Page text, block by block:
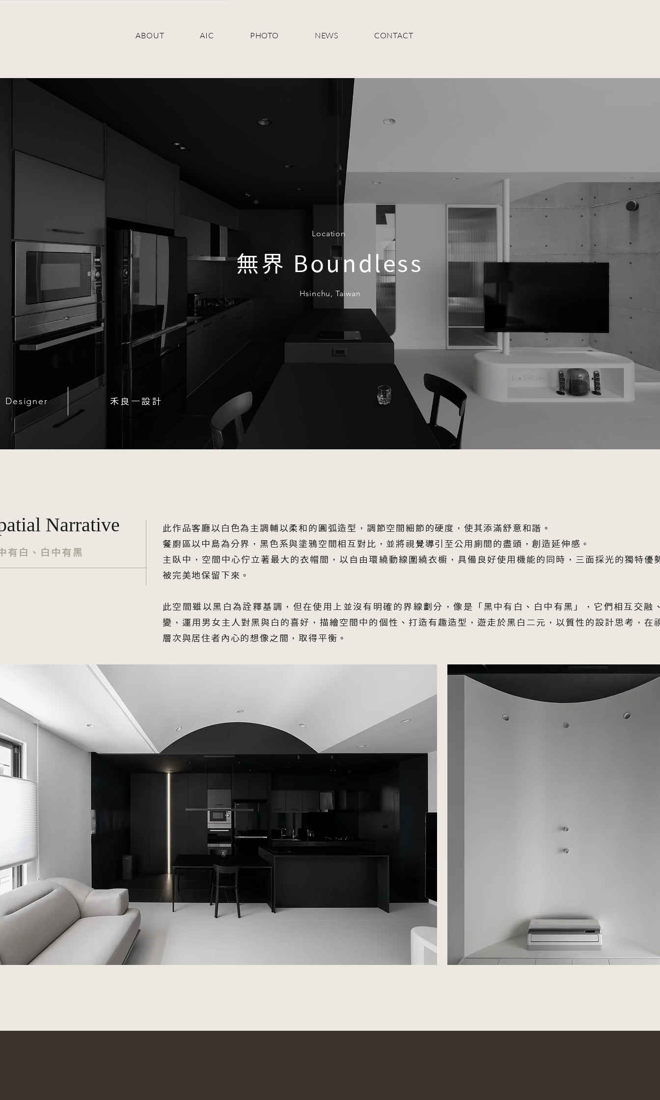
ABOUT AIC PHOTO NEWS CONTACT
Location
無界 Boundless
Hsinchu, Taiwan
Designer 禾良一設計
Narrative
有白、白中有黑
此作品客廳以白色為主調輔以柔和的圓弧造型，調節空間細節的硬度，使其添滿舒意和諧。
餐廚區以中島為分界，黑色系與塗鴉空間相互對比，並將視覺導引至公用廁間的盡頭，創造延伸感。
主臥中，空間中心佇立著最大的衣帽間，以自由環繞動線圍繞衣櫥，具備良好使用機能的同時，三面採光的獨特優
被完美地保留下來。
此空間雖以黑白為詮釋基調，但在使用上並沒有明確的界線劃分，像是「黑中有白、白中有黑」，它們相互交融
變，運用男女主人對黑與白的喜好，描繪空間中的個性、打造有趣造型，遊走於黑白二元，以質性的設計思考，在
層次與居住者內心的想像之間，取得平衡。